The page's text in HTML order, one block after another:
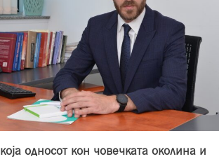
односот кон човечката околина и